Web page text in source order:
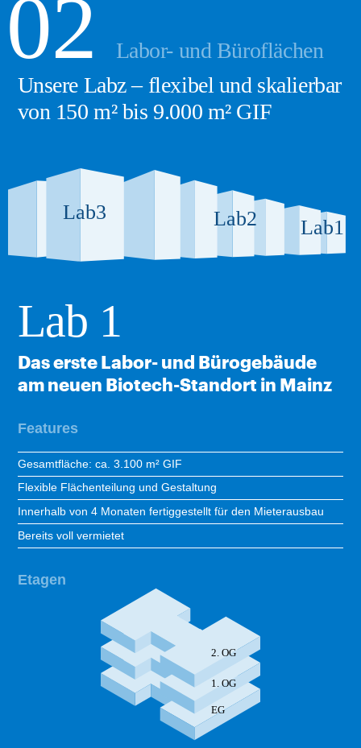
Labor- und Büroflächen
Unsere Labz – flexibel und skalierbar
von 150 m² bis 9.000 m² GIF
Lab1
Lab2
Lab3
Lab 1
Das erste Labor- und Bürogebäude
am neuen Biotech-Standort in Mainz
Features
Gesamtfläche: ca. 3.100 m² GIF
Flexible Flächenteilung und Gestaltung
Innerhalb von 4 Monaten fertiggestellt für den Mieterausbau
Bereits voll vermietet
Etagen
EG
1. OG
2. OG